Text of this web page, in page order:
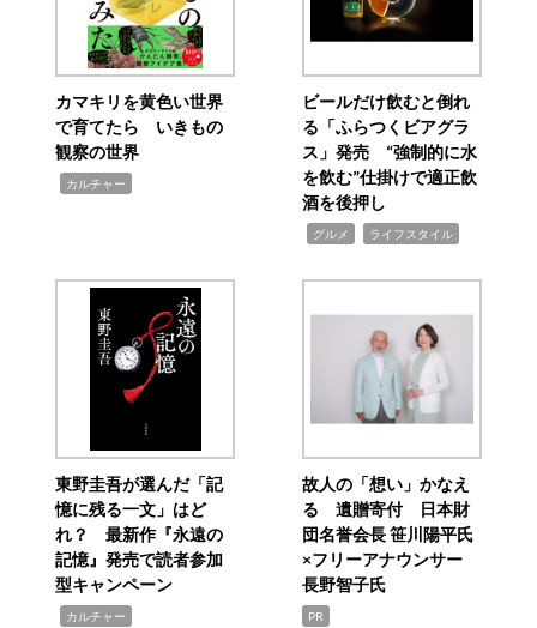
カマキリを黄色い世界
で育てたら いきもの
観察の世界
カルチャー
ビールだけ飲むと倒れ
る「ふらつくビアグラ
ス」発売 “強制的に水
を飲む”仕掛けで適正飲
酒を後押し
グルメ ライフスタイル
東野圭吾が選んだ「記
憶に残る一文」はど
れ？ 最新作『永遠の
記憶』発売で読者参加
型キャンペーン
カルチャー
故人の「想い」かなえ
る 遺贈寄付 日本財
団名誉会長 笹川陽平氏
×フリーアナウンサー
長野智子氏
PR